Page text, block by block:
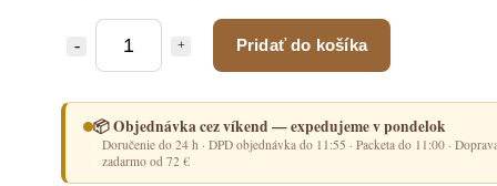
Pridať do košíka
📦 Objednávka cez víkend — expedujeme v pondelok
Doručenie do 24 h · DPD objednávka do 11:55 · Packeta do 11:00 ·
zadarmo od 72 €